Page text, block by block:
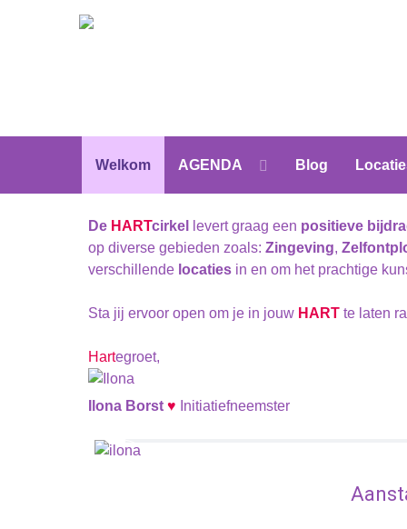
Welkom AGENDA Blog
De HARTcirkel levert graag een positieve
op diverse gebieden zoals: Zingeving,
verschillende locaties in en om het prachtige
Sta jij ervoor open om je in jouw HART te laten
Hartegroet,
Ilona Borst ♥ Initiatiefneemster